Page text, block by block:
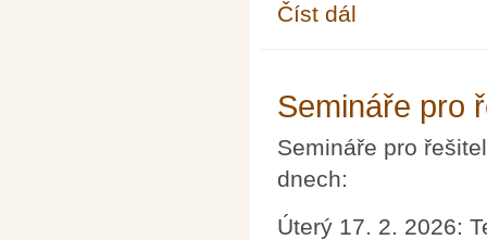
Číst dál
Semináře pro
Semináře pro
dnech:
Úterý 17. 2. 2026: